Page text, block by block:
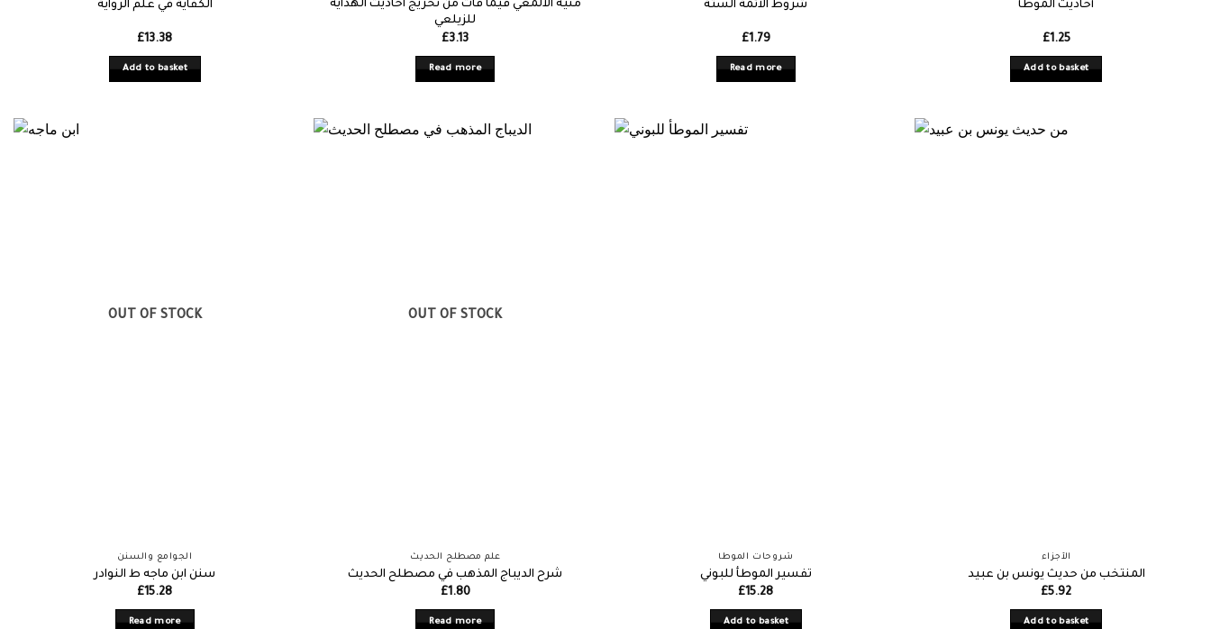
الكفاية في علم الرواية
£13.38
Add to basket
منية الالمعي فيما فات من تخريج احاديث الهداية
للزيلعي
£3.13
Read more
شروط الائمة الستة
£1.79
Read more
أحاديث الموطأ
£1.25
Add to basket
OUT OF STOCK
الجوامع والسنن
سنن ابن ماجه ط النوادر
£15.28
Read more
OUT OF STOCK
علم مصطلح الحديث
شرح الديباج المذهب في مصطلح الحديث
£1.80
Read more
شروحات الموطأ
تفسير الموطأ للبوني
£15.28
Add to basket
الأجزاء
المنتخب من حديث يونس بن عبيد
£5.92
Add to basket